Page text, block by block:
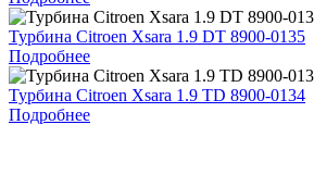
Турбина Citroen Xsara 1.9 DT 8900-0135
Подробнее
Турбина Citroen Xsara 1.9 TD 8900-0134
Подробнее